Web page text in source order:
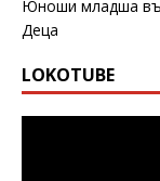
Юноши младша
Деца
LOKOTUBE